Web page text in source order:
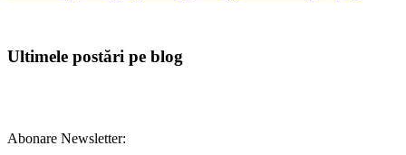
Ultimele postări pe blog
Abonare Newsletter: